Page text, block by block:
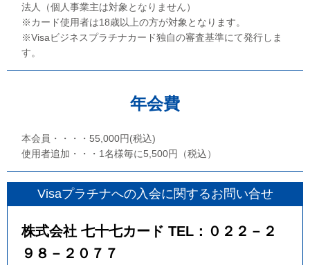
法人（個人事業主は対象となりません）
※カード使用者は18歳以上の方が対象となります。
※Visaビジネスプラチナカード独自の審査基準にて発行しま
す。
年会費
本会員・・・・55,000円(税込)
使用者追加・・・1名様毎に5,500円（税込）
Visaプラチナへの入会に関するお問い合せ
株式会社 七十七カード TEL：０２２－２
９８－２０７７